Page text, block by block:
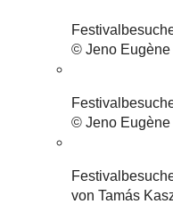
© Jeno Eugène
© Jeno Eugène
von Tamás